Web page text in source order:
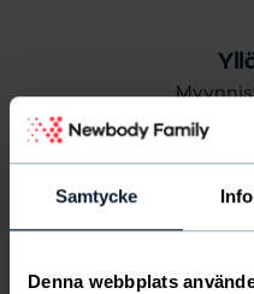
Samtycke
Denna webbplats